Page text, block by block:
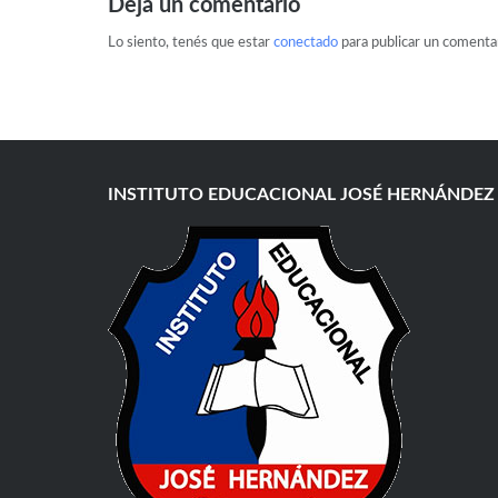
Deja un comentario
Lo siento, tenés que estar conectadopara publicar un
INSTITUTO EDUCACIONAL JOSÉ HERNÁNDEZ